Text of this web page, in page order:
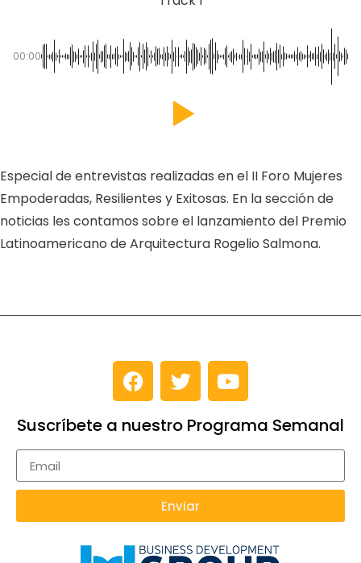
00:00
Especial de entrevistas realizadas en el II Foro Mujeres
Empoderadas, Resilientes y Exitosas. En la sección de
noticias les contamos sobre el lanzamiento del Premio
Latinoamericano de Arquitectura Rogelio Salmona.
Suscríbete a nuestro Programa Semanal
Enviar